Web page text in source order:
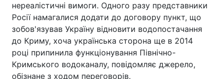
нереалістичні вимоги. Одного разу представники
Росії намагалися додати до договору пункт, що
зобов'язував Україну відновити водопостачання
до Криму, хоча українська сторона ще в 2014
році припинила функціонування Північно-
Кримського водоканалу, повідомляє джерело,
обізнане з ходом переговорів.